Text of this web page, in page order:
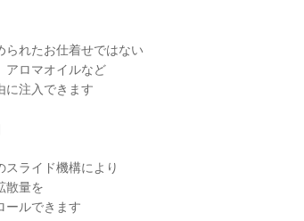
れたお仕着せではない
ロマオイルなど
注入できます
ライド機構により
散量を
ルできます